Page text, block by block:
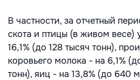
В частности, за отчетный
скота и птицы (в живом весе)
16,1% (до 128 тысяч тонн),
коровьего молока - на 6,1%
тонн), яиц - на 13,8% (до 640